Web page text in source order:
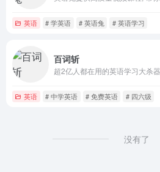
英语 # 学英语 # 英语兔 # 英语学习
百词斩
英语 # 中学英语 # 免费英语 # 四六级
没有了